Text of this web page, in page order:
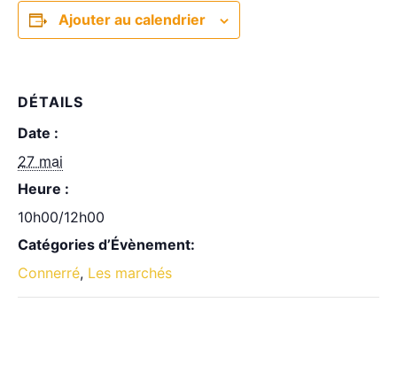
Ajouter au calendrier
DÉTAILS
Date :
27 mai
Heure :
10h00/12h00
Catégories d’Évènement:
Connerré, Les marchés